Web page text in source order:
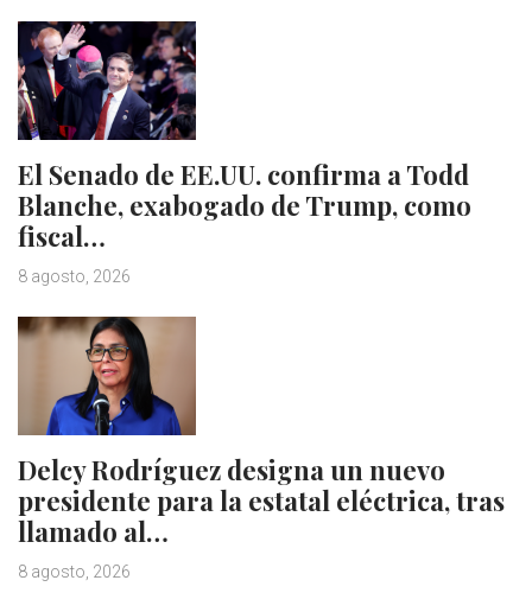
El Senado de EE.UU. confirma a Todd
Blanche, exabogado de Trump, como
fiscal…
8 agosto, 2026
Delcy Rodríguez designa un nuevo
presidente para la estatal eléctrica, tras
llamado al…
8 agosto, 2026